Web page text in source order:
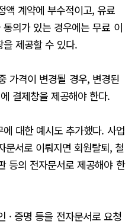
액 계약에 부수적이고, 유료
의가 있는 경우에는 무료 이
제공할 수 있다.
가격이 변경될 경우, 변경된
결제창을 제공해야 한다.
대한 예시도 추가했다. 사업
서로 이뤄지면 회원탈퇴, 철
등의 전자문서로 제공해야 한
· 증명 등을 전자문서로 요청